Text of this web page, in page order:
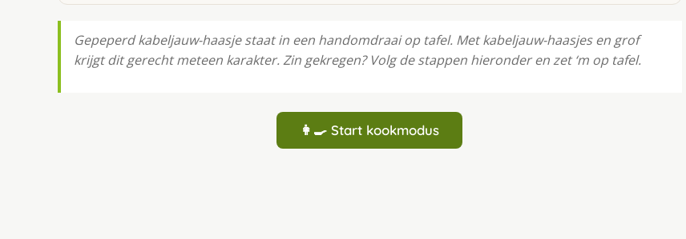
Gepeperd kabeljauw-haasje staat in een handomdraai op tafel. Met kabeljauw-haasjes en grof
krijgt dit gerecht meteen karakter. Zin gekregen? Volg de stappen hieronder en zet ‘m op tafel.
👩‍🍳 Start kookmodus